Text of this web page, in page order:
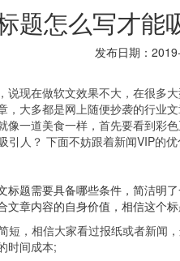
题怎么写才
发布日期：
说现在做软文效果不大，在很多
，大多都是网上随便抄袭的行业
像一道美食一样，首先要看到彩
人？ 下面不妨跟着新闻VIP的优
标题需要具备哪些条件，简洁明
章内容的自身价值，相信这个标
短，相信大家看过报纸或者新闻
时间成本;